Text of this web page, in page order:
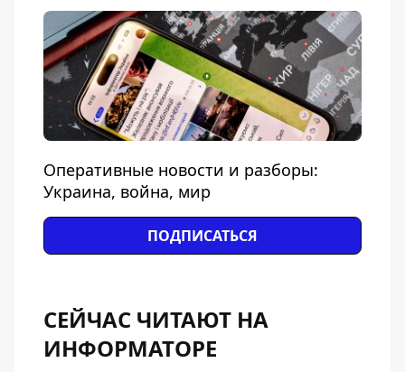
Оперативные новости и разборы:
Украина, война, мир
ПОДПИСАТЬСЯ
СЕЙЧАС ЧИТАЮТ НА
ИНФОРМАТОРЕ